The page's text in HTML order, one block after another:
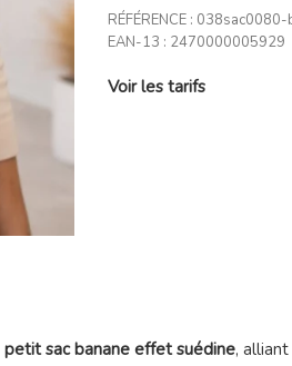
RÉFÉRENCE : 038sac0080-
EAN-13 : 2470000005929
Voir les tarifs
petit sac banane effet suédine,